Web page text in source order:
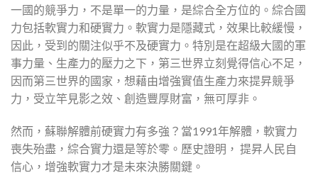
一國的競爭力，不是單一的力量，是綜合全方位的。綜合國
力包括軟實力和硬實力。軟實力是隱藏式，效果比較緩慢，
因此，受到的關注似乎不及硬實力。特別是在超級大國的軍
事力量、生產力的壓力之下，第三世界立刻覺得信心不足，
因而第三世界的國家，想藉由增強實值生產力來提昇競爭
力，受立竿見影之效、創造豐厚財富，無可厚非。
然而，蘇聯解體前硬實力有多強？當1991年解體，軟實力
喪失殆盡，綜合實力還是等於零。歷史證明， 提昇人民自
信心，增強軟實力才是未來決勝關鍵。